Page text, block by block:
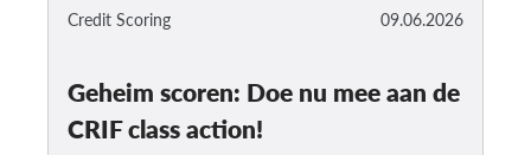
09.06.2026
Credit Scoring
Geheim scoren: Doe nu mee aan de
CRIF class action!